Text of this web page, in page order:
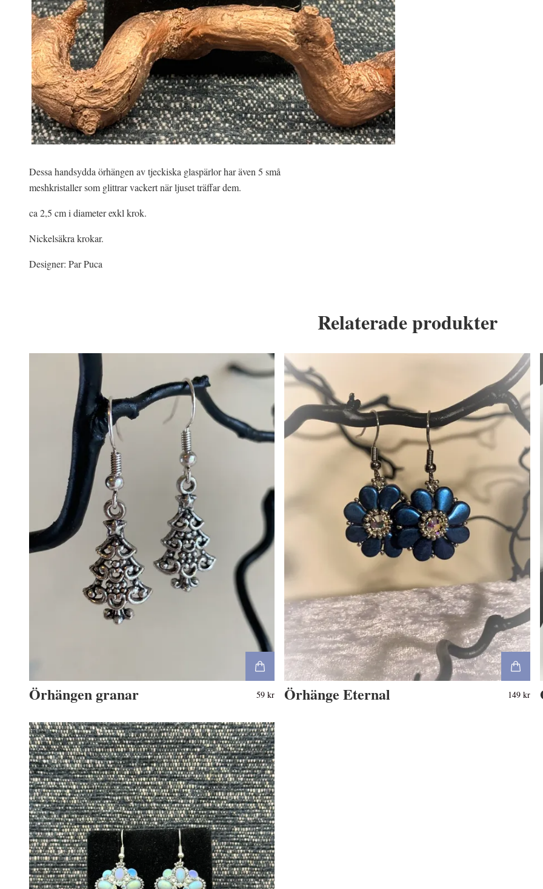
Dessa handsydda örhängen av tjeckiska glaspärlor har även 5 små
meshkristaller som glittrar vackert när ljuset träffar dem.
ca 2,5 cm i diameter exkl krok.
Nickelsäkra krokar.
Designer: Par Puca
Relaterade produkter
Örhängen granar 59 kr Örhänge Eternal 149 kr